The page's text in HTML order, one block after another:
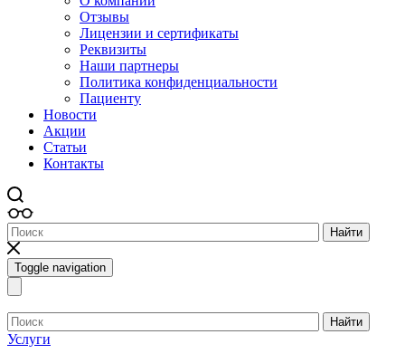
Отзывы
Лицензии и сертификаты
Реквизиты
Наши партнеры
Политика конфиденциальности
Пациенту
Новости
Акции
Статьи
Контакты
Найти
Toggle navigation
Найти
Услуги